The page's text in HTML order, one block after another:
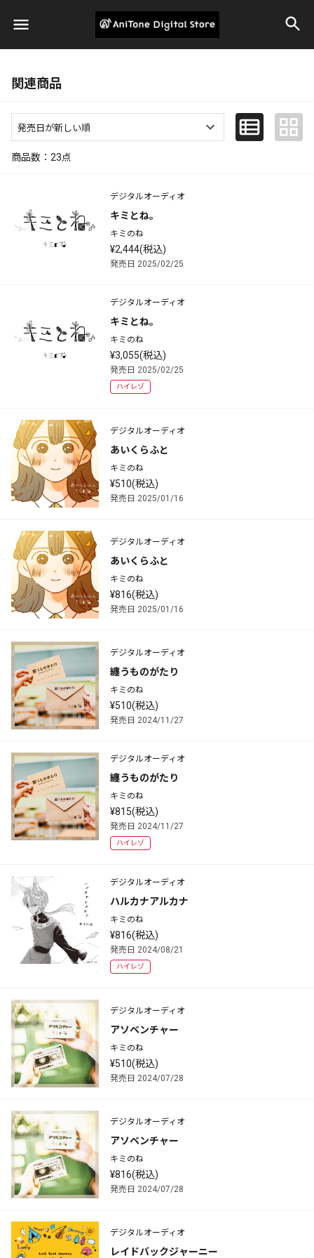
関連商品
商品数： 23点
デジタルオーディオ
キミとね。
キミのね
¥2,444(税込)
発売日 2025/02/25
デジタルオーディオ
キミとね。
キミのね
¥3,055(税込)
発売日 2025/02/25
ハイレゾ
デジタルオーディオ
あいくらふと
キミのね
¥510(税込)
発売日 2025/01/16
デジタルオーディオ
あいくらふと
キミのね
¥816(税込)
発売日 2025/01/16
デジタルオーディオ
纏うものがたり
キミのね
¥510(税込)
発売日 2024/11/27
デジタルオーディオ
纏うものがたり
キミのね
¥815(税込)
発売日 2024/11/27
ハイレゾ
デジタルオーディオ
ハルカナアルカナ
キミのね
¥816(税込)
発売日 2024/08/21
ハイレゾ
デジタルオーディオ
アソベンチャー
キミのね
¥510(税込)
発売日 2024/07/28
デジタルオーディオ
アソベンチャー
キミのね
¥816(税込)
発売日 2024/07/28
デジタルオーディオ
レイドバックジャーニー